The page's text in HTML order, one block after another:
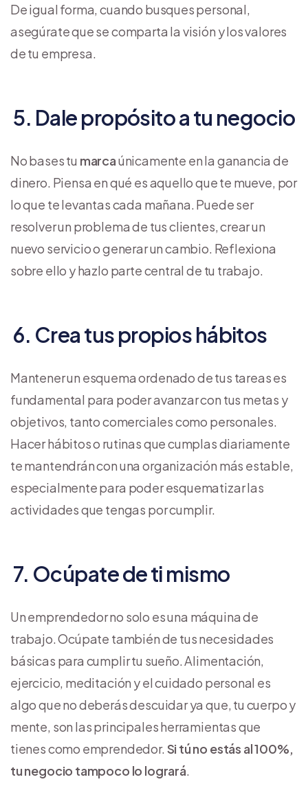
De igual forma, cuando busques personal,
asegúrate que se comparta la visión y los valores
de tu empresa.
5. Dale propósito a tu negocio
No bases tu marcaúnicamente en la ganancia de
dinero. Piensa en qué es aquello que te mueve, por
lo que te levantas cada mañana. Puede ser
resolver un problema de tus clientes, crear un
nuevo servicio o generar un cambio. Reflexiona
sobre ello y hazlo parte central de tu trabajo.
6. Crea tus propios hábitos
Mantener un esquema ordenado de tus tareas es
fundamental para poder avanzar con tus metas y
objetivos, tanto comerciales como personales.
Hacer hábitos o rutinas que cumplas diariamente
te mantendrán con una organización más estable,
especialmente para poder esquematizar las
actividades que tengas por cumplir.
7. Ocúpate de ti mismo
Un emprendedor no solo es una máquina de
trabajo. Ocúpate también de tus necesidades
básicas para cumplir tu sueño. Alimentación,
ejercicio, meditación y el cuidado personal es
algo que no deberás descuidar ya que, tu cuerpo y
mente, son las principales herramientas que
tienes como emprendedor. Si tú no estás al 100%,
tu negocio tampoco lo logrará.